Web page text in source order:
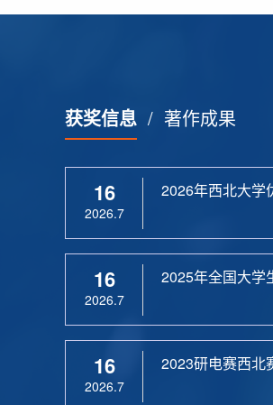
获奖信息 / 著作成果
16
2026.7
2026年西北大学
16
2026.7
2025年全国大学
16
2026.7
2023研电赛西北